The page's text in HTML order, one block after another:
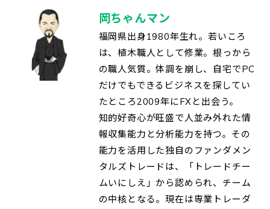
岡ちゃんマン
福岡県出身1980年生れ。若いころ
は、植木職人として修業。根っから
の職人気質。体調を崩し、自宅でPC
だけでもできるビジネスを探してい
たところ2009年にFXと出会う。
知的好奇心が旺盛で人並み外れた情
報収集能力と分析能力を持つ。その
能力を活用した独自のファンダメン
タルズトレードは、「トレードチー
ムいにしえ」から認められ、チーム
の中核となる。現在は専業トレーダ